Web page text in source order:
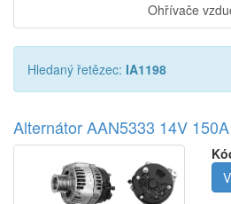
Ohřívače
Hledaný řetězec: IA1198
Alternátor AAN5333 14V 150A